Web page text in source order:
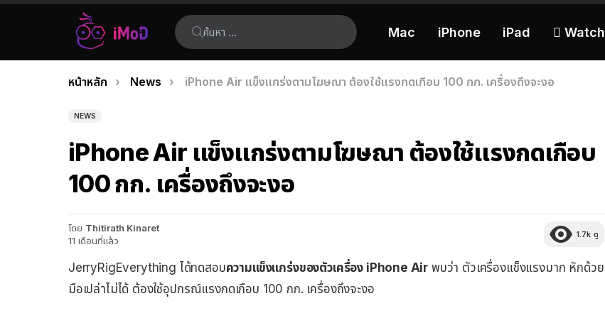
ค้นหา:
Mac iPhone iPad  Watch
เรื่อง
ล่าสุด
คุณอยู่ที่นี่:
หน้าหลัก News iPhone Air แข็งแกร่งตามโฆษณา ต้องใช้แรงกดเกือบ 100 กก. เครื่องถึงจะงอ
NEWS
iPhone Air แข็งแกร่งตามโฆษณา ต้องใช้แรงกดเกือบ
100 กก. เครื่องถึงจะงอ
โดย Thitirath Kinaret
11 เดือนที่แล้ว
1.7k ดู
JerryRigEverything ได้ทดสอบความแข็งแกร่งของตัวเครื่อง iPhone Air พบว่า ตัวเครื่องแข็งแรงมาก หักด้วย
มือเปล่าไม่ได้ ต้องใช้อุปกรณ์แรงกดเกือบ 100 กก. เครื่องถึงจะงอ